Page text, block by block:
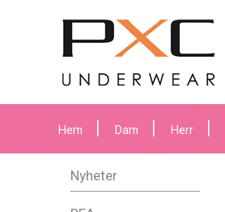
Hem Dam Herr
Nyheter